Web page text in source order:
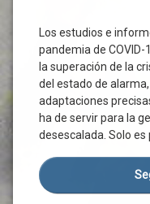
Servicios
Públicos
Territorio
Transporte
Urbanismo
Vida
Saludable
Vivienda
Familia
Gobierno
Ingreso
Mínimo
Vital
Social
Integración
Los estudios e
pandemia de
la superación de la
del estado de
adaptaciones
ha de servir para la
desescalada. Solo es
Confinamiento
Coronavirus
Covid-
Crisis
Sanitaria
Desescalada
Distanciamiento